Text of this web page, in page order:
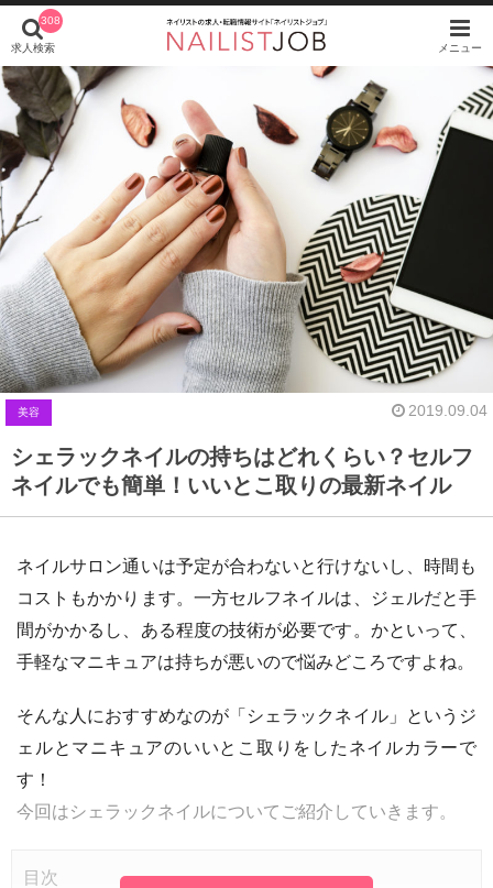
308
求人検索 メニュー
美容 2019.09.04
シェラックネイルの持ちはどれくらい？セルフ
ネイルでも簡単！いいとこ取りの最新ネイル
ネイルサロン通いは予定が合わないと行けないし、時間も
コストもかかります。一方セルフネイルは、ジェルだと手
間がかかるし、ある程度の技術が必要です。かといって、
手軽なマニキュアは持ちが悪いので悩みどころですよね。
そんな人におすすめなのが「シェラックネイル」というジ
ェルとマニキュアのいいとこ取りをしたネイルカラーで
す！
今回はシェラックネイルについてご紹介していきます。
目次